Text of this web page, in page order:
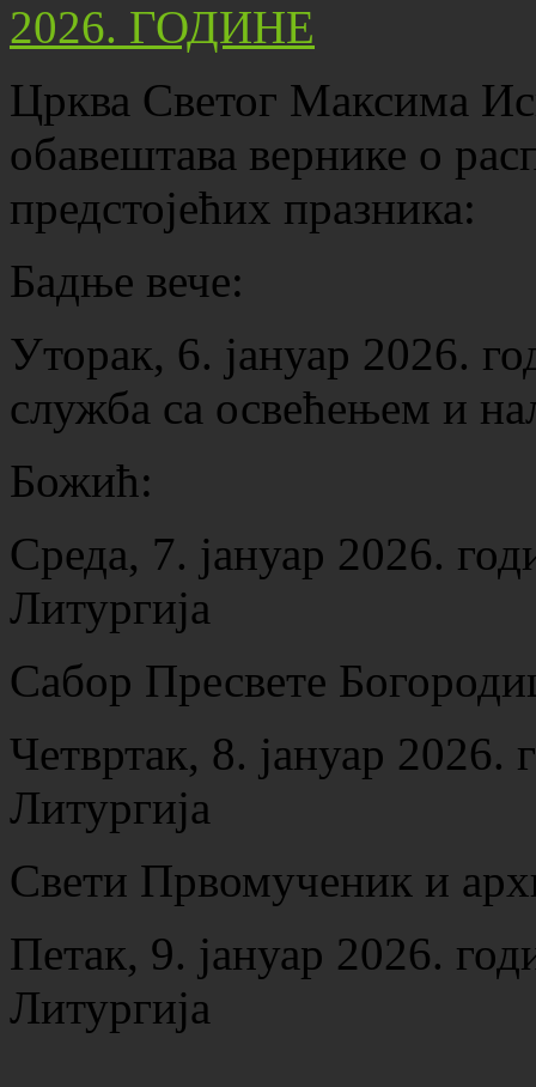
Црква Светог Максима
обавештава вернике о
предстојећих празника:
Бадње вече:
Уторак, 6. јануар 2026.
служба са освећењем и
Божић:
Среда, 7. јануар 2026.
Литургија
Сабор Пресвете
Четвртак, 8. јануар 2026.
Литургија
Свети Првомученик и
Петак, 9. јануар 2026.
Литургија